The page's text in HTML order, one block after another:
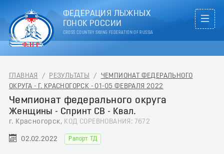
ФЕДЕРАЦИЯ ЛЫЖНЫХ
ГОНОК РОССИИ
CROSS COUNTRY SKIING FEDERATION OF RUSSIA
ГЛАВНАЯ / РЕЗУЛЬТАТЫ / ЧЕМПИОНАТ ФЕДЕРАЛЬНОГО
ОКРУГА - Г. КРАСНОГОРСК - 01-05 ФЕВРАЛЯ 2022
Чемпионат федерального округа
Женщины - Спринт СВ - Квал.
г. Красногорск, КОД СОРЕВНОВАНИЯ: 7672
02.02.2022 Рапорт ТД